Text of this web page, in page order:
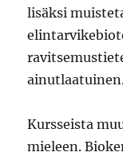
lisäksi
Kursseista
mieleen.